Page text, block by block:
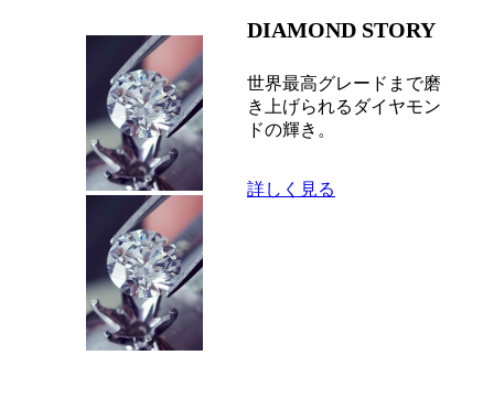
DIAMOND STORY
世界最高グレードまで磨
き上げられるダイヤモン
ドの輝き。
詳しく見る